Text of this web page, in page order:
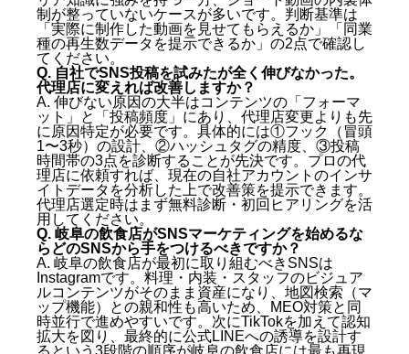
制が整っていないケースが多いです。判断基準は
「実際に制作した動画を見せてもらえるか」「同業
種の再生数データを提示できるか」の2点で確認し
てください。
Q. 自社でSNS投稿を試みたが全く伸びなかった。
代理店に変えれば改善しますか？
A. 伸びない原因の大半はコンテンツの「フォーマ
ット」と「投稿頻度」にあり、代理店変更よりも先
に原因特定が必要です。具体的には①フック（冒頭
1〜3秒）の設計、②ハッシュタグの精度、③投稿
時間帯の3点を診断することが先決です。プロの代
理店に依頼すれば、現在の自社アカウントのインサ
イトデータを分析した上で改善策を提示できます。
代理店選定時はまず無料診断・初回ヒアリングを活
用してください。
Q. 岐阜の飲食店がSNSマーケティングを始めるな
らどのSNSから手をつけるべきですか？
A. 岐阜の飲食店が最初に取り組むべきSNSは
Instagramです。料理・内装・スタッフのビジュア
ルコンテンツがそのまま資産になり、地図検索（マ
ップ機能）との親和性も高いため、MEO対策と同
時並行で進めやすいです。次にTikTokを加えて認知
拡大を図り、最終的に公式LINEへの誘導を設計す
るという3段階の順序が岐阜の飲食店には最も再現